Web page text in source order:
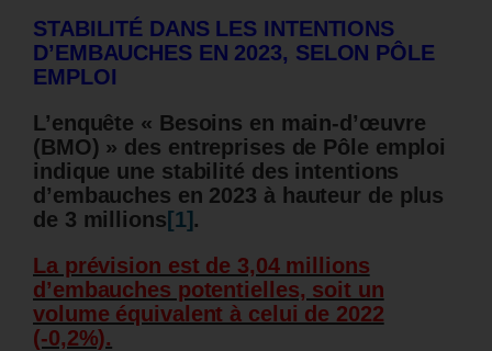
STABILITÉ DANS LES INTENTIONS
D’EMBAUCHES EN 2023, SELON PÔLE
EMPLOI
L’enquête « Besoins en main-d’œuvre
(BMO) » des entreprises de Pôle emploi
indique une stabilité des intentions
d’embauches en 2023 à hauteur de plus
de 3 millions [1].
La prévision est de 3,04 millions
d’embauches potentielles, soit un
volume équivalent à celui de 2022
(-0,2%).